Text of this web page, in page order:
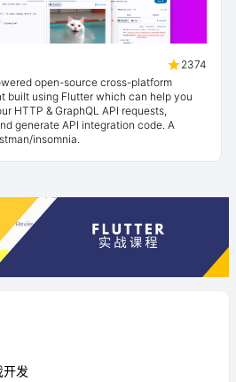
发
2374
open-source cross-platform
built using Flutter which can help you
HTTP & GraphQL API requests,
generate API integration code. A
insomnia.